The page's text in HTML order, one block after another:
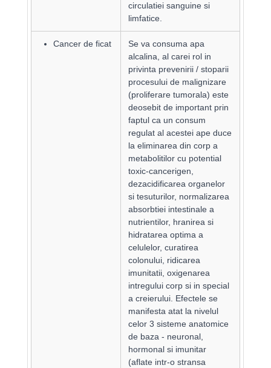
circulatiei sanguine si
limfatice.
Cancer de ficat
Se va consuma apa
alcalina, al carei rol in
privinta prevenirii / stoparii
procesului de malignizare
(proliferare tumorala) este
deosebit de important prin
faptul ca un consum
regulat al acestei ape duce
la eliminarea din corp a
metabolitilor cu potential
toxic-cancerigen,
dezacidificarea organelor
si tesuturilor, normalizarea
absorbtiei intestinale a
nutrientilor, hranirea si
hidratarea optima a
celulelor, curatirea
colonului, ridicarea
imunitatii, oxigenarea
intregului corp si in special
a creierului. Efectele se
manifesta atat la nivelul
celor 3 sisteme anatomice
de baza - neuronal,
hormonal si imunitar
(aflate intr-o stransa